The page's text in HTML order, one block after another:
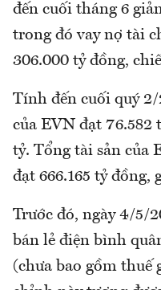
đến cuối tháng 6
trong đó vay nợ tài
306.000 tỷ đồng,
Tính đến cuối quý
của EVN đạt 76.582
tỷ. Tổng tài sản của
đạt 666.165 tỷ đồng,
Trước đó, ngày 4/5/
bán lẻ điện bình
(chưa bao gồm thuế